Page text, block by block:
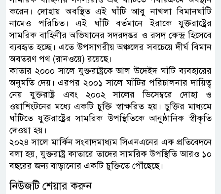
করেন। দোহায় অ‌বস্থিত এই ঘাঁ‌টি আবু নাখলা বিমানঘাঁটি
নামেও পরিচিত। এই ঘাঁটি বর্তমানে ইরাকে যুক্তরাষ্ট্রের
সামরিক বা‌হিনীর অভিযানের সদরদপ্তর ও রসদ কেন্দ্র হিসেবে
ব্যবহৃত হচ্ছে। এতে উপসাগরীয় অঞ্চলের সবচেয়ে দীর্ঘ বিমান
অবতরণ পথ (রানওয়ে) রয়েছে।
কাতার ২০০০ সালে যুক্তরাষ্ট্রকে আল উদেইদ ঘাঁটি ব্যবহারের
অনুমতি দেয়। এরপর ২০০১ সালে ঘাঁটির পরিচালনার দায়িত্ব
নেয় যুক্তরাষ্ট্র এবং ২০০২ সালের ডিসেম্বরে দোহা ও
ওয়াশিংটনের মধ্যে একটি চুক্তি স্বাক্ষরিত হয়। চু‌ক্তির মাধ্যমে
ঘাঁটিতে যুক্তরাষ্ট্রের সামরিক উপস্থিতিকে আনুষ্ঠানিক স্বীকৃতি
দেওয়া হয়।
২০২৪ সালে মা‌র্কিন সংবাদমাধ্যম সিএনএনের এক প্রতি‌বেদ‌নে
বলা হয়, যুক্তরাষ্ট্র কাতারে তাদের সামরিক উপস্থিতি আরও ১০
বছরের জন্য বাড়ানোর একটি চুক্তিতে পৌঁছেছে।
নিউজটি শেয়ার করুন